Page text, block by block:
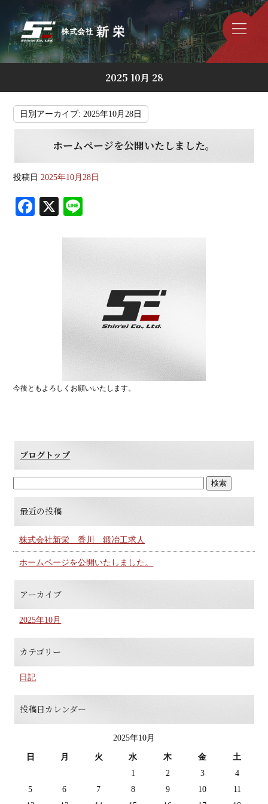
2025 10月 28
日別アーカイブ:2025年10月28日
ホームページを公開いたしました。
投稿日 2025年10月28日
Fa X
今後ともよろしくお願いいたします。
ブログトップ
最近の投稿
株式会社新栄 香川 鍛冶工求人
ホームページを公開いたしました。
アーカイブ
2025年10月
カテゴリー
日記
投稿日カレンダー
2025年10月
日 月 火 水 木 金
土
1
2 3
4
5
6 7 8 9 10
11